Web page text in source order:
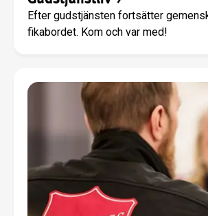
Efter gudstjänsten fortsätter
fikabordet. Kom och var med!